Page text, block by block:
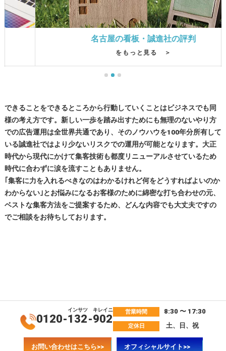
名古屋の看板・誠進社の評判
をもっと見る ＞
できることをできるところから行動していくことはビジネスでも同
様の考え方です。新しい一歩を踏み出すためにも無理のないやり方
での広告運用は全世界共通であり、そのノウハウを100年分所有して
いる誠進社ではより少ないリスクでの運用が可能となります。大正
時代から現代にかけて集客技術も都度リニューアルさせているため
時代に合わずに涙を流すこともありません。
｢集客に力を入れるべきなのはわかるけれど何をどうすればよいのか
わからない｣とお悩みになるお客様のために綿密な打ち合わせの元、
ベストな集客方法をご提案するため、どんな内容でも大丈夫ですの
でご相談をお待ちしております。
0120-132
インサツ
-902
キレイニ 営業時間 8:30 〜 17:30
定休日 土、日、祝
お問い合わせはこちら>> オフィシャルサイト>>